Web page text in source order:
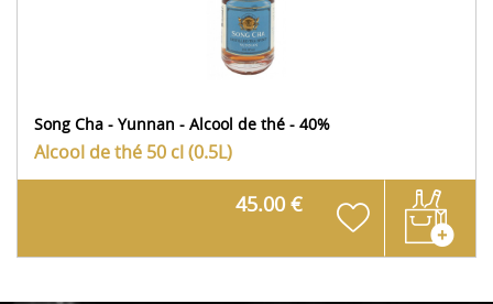
Song Cha - Yunnan - Alcool de thé - 40%
Alcool de thé 50 cl (0.5L)
45.00 €